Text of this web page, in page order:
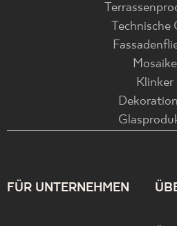
Technische
Mosaike
Klinker
FÜR UNTERNEHMEN